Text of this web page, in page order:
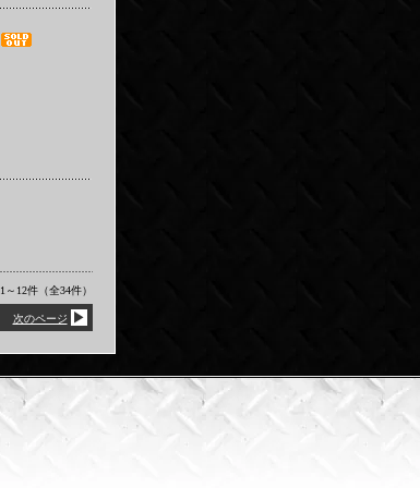
1～12件（全34件）
次のページ ▶